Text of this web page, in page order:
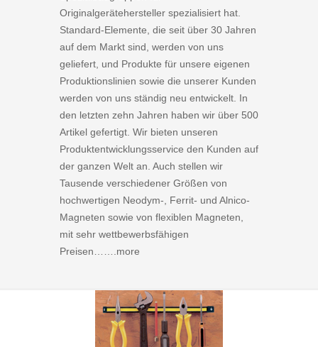
Originalgerätehersteller spezialisiert hat.
Standard-Elemente, die seit über 30 Jahren
auf dem Markt sind, werden von uns
geliefert, und Produkte für unsere eigenen
Produktionslinien sowie die unserer Kunden
werden von uns ständig neu entwickelt. In
den letzten zehn Jahren haben wir über 500
Artikel gefertigt. Wir bieten unseren
Produktentwicklungsservice den Kunden auf
der ganzen Welt an. Auch stellen wir
Tausende verschiedener Größen von
hochwertigen Neodym-, Ferrit- und Alnico-
Magneten sowie von flexiblen Magneten,
mit sehr wettbewerbsfähigen
Preisen…….more